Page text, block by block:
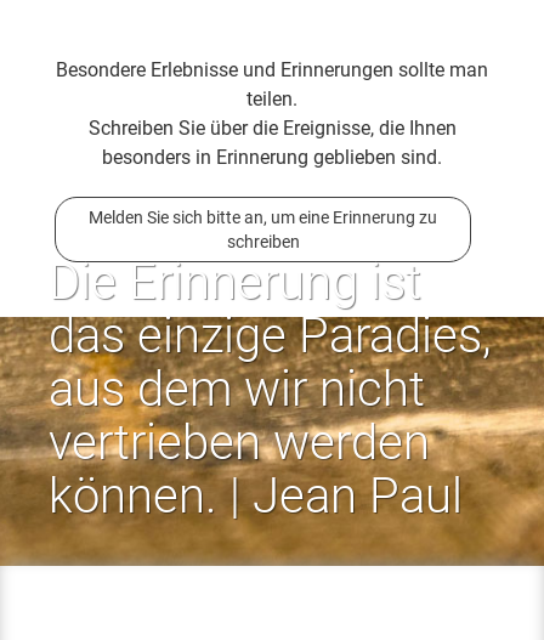
Besondere Erlebnisse und Erinnerungen sollte man
teilen.
Schreiben Sie über die Ereignisse, die Ihnen
besonders in Erinnerung geblieben sind.
Melden Sie sich bitte an, um eine Erinnerung zu
schreiben
Die Erinnerung ist
das einzige Paradies,
aus dem wir nicht
vertrieben werden
können. | Jean Paul